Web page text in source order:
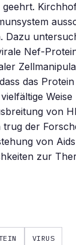
geehrt.
Dazu
Nef-
das
von
trug der
von
zur
VIRUS